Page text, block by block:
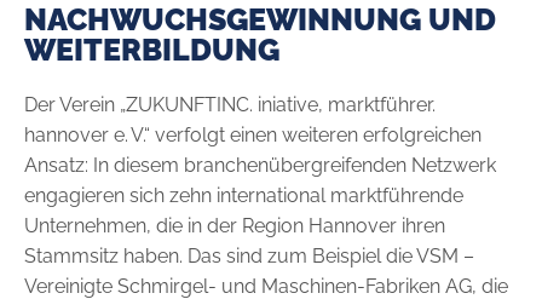
NACHWUCHSGEWINNUNG UND
WEITERBILDUNG
Der Verein „ZUKUNFTINC. iniative, marktführer.
hannover e. V.“ verfolgt einen weiteren erfolgreichen
Ansatz: In diesem branchenübergreifenden Netzwerk
engagieren sich zehn international marktführende
Unternehmen, die in der Region Hannover ihren
Stammsitz haben. Das sind zum Beispiel die VSM –
Vereinigte Schmirgel- und Maschinen-Fabriken AG, die